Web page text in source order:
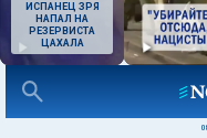
ИСПАНЕЦ ЗРЯ
НАПАЛ НА
РЕЗЕРВИСТА
ЦАХАЛА